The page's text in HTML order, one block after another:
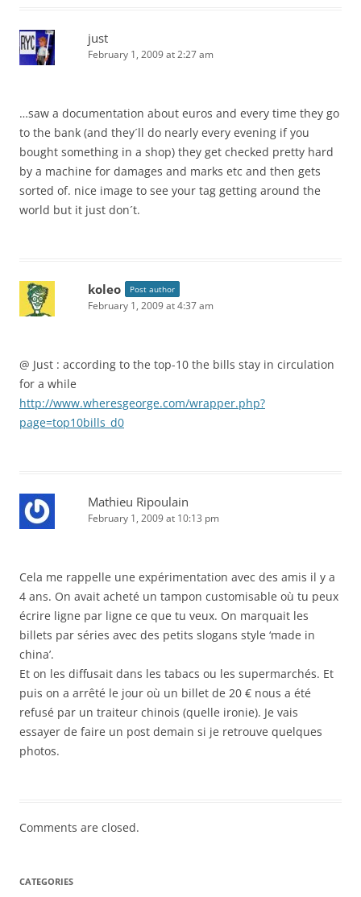
just
February 1, 2009 at 2:27 am
…saw a documentation about euros and every time they go
to the bank (and they´ll do nearly every evening if you
bought something in a shop) they get checked pretty hard
by a machine for damages and marks etc and then gets
sorted of. nice image to see your tag getting around the
world but it just don´t.
koleo Post author
February 1, 2009 at 4:37 am
@ Just : according to the top-10 the bills stay in circulation
for a while
http://www.wheresgeorge.com/wrapper.php?
page=top10bills_d0
Mathieu Ripoulain
February 1, 2009 at 10:13 pm
Cela me rappelle une expérimentation avec des amis il y a
4 ans. On avait acheté un tampon customisable où tu peux
écrire ligne par ligne ce que tu veux. On marquait les
billets par séries avec des petits slogans style ‘made in
china’.
Et on les diffusait dans les tabacs ou les supermarchés. Et
puis on a arrêté le jour où un billet de 20 € nous a été
refusé par un traiteur chinois (quelle ironie). Je vais
essayer de faire un post demain si je retrouve quelques
photos.
Comments are closed.
CATEGORIES